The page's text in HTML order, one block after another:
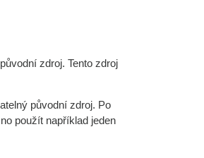
zdroj. Tento zdroj
původní zdroj. Po
použít například jeden